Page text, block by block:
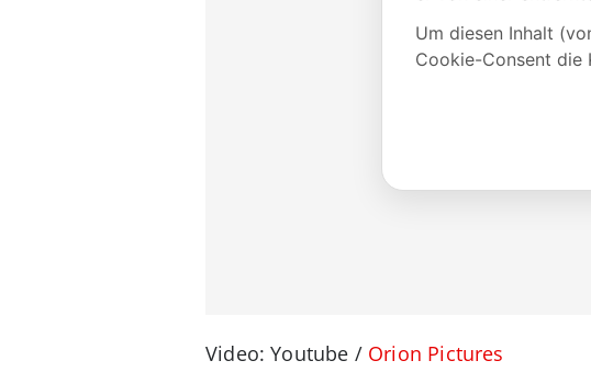
Video: Youtube / Orion Pictures